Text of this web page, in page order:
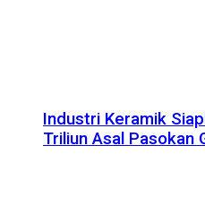
Industri Keramik
Triliun Asal Pasokan